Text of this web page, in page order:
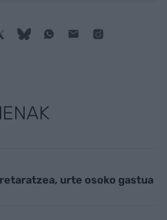
urte osoko gastua